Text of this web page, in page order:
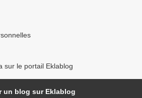
sur le portail Eklablog
un blog sur Eklablog